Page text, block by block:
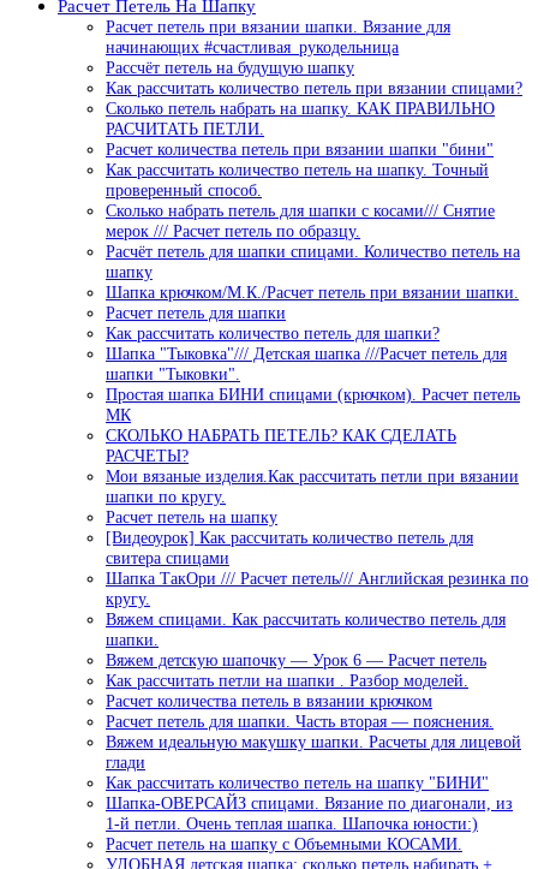
Расчет Петель На Шапку
Расчет петель при вязании шапки. Вязание для
начинающих #cчастливая_рукодельница
Рассчёт петель на будущую шапку
Как рассчитать количество петель при вязании спицами?
Сколько петель набрать на шапку. КАК ПРАВИЛЬНО
РАСЧИТАТЬ ПЕТЛИ.
Расчет количества петель при вязании шапки "бини"
Как рассчитать количество петель на шапку. Точный
проверенный способ.
Сколько набрать петель для шапки с косами/// Снятие
мерок /// Расчет петель по образцу.
Расчёт петель для шапки спицами. Количество петель на
шапку
Шапка крючком/М.К./Расчет петель при вязании шапки.
Расчет петель для шапки
Как рассчитать количество петель для шапки?
Шапка "Тыковка"/// Детская шапка ///Расчет петель для
шапки "Тыковки".
Простая шапка БИНИ спицами (крючком). Расчет петель
МК
СКОЛЬКО НАБРАТЬ ПЕТЕЛЬ? КАК СДЕЛАТЬ
РАСЧЕТЫ?
Мои вязаные изделия.Как рассчитать петли при вязании
шапки по кругу.
Расчет петель на шапку
[Видеоурок] Как рассчитать количество петель для
свитера спицами
Шапка ТакОри /// Расчет петель/// Английская резинка по
кругу.
Вяжем спицами. Как рассчитать количество петель для
шапки.
Вяжем детскую шапочку — Урок 6 — Расчет петель
Как рассчитать петли на шапки . Разбор моделей.
Расчет количества петель в вязании крючком
Расчет петель для шапки. Часть вторая — пояснения.
Вяжем идеальную макушку шапки. Расчеты для лицевой
глади
Как рассчитать количество петель на шапку "БИНИ"
Шапка-ОВЕРСАЙЗ спицами. Вязание по диагонали, из
1-й петли. Очень теплая шапка. Шапочка юности:)
Расчет петель на шапку с Объемными КОСАМИ.
УДОБНАЯ детская шапка: сколько петель набирать +